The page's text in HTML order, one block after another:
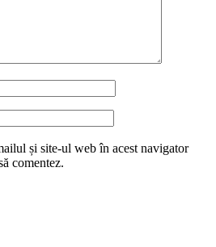
și site-ul web în acest navigator
comentez.